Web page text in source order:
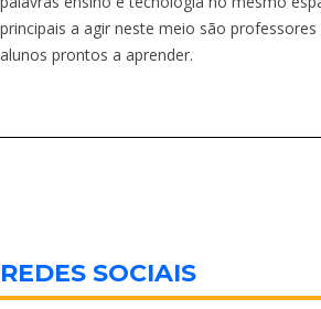
principais a agir neste meio são
alunos prontos a aprender.
REDES SOCIAIS